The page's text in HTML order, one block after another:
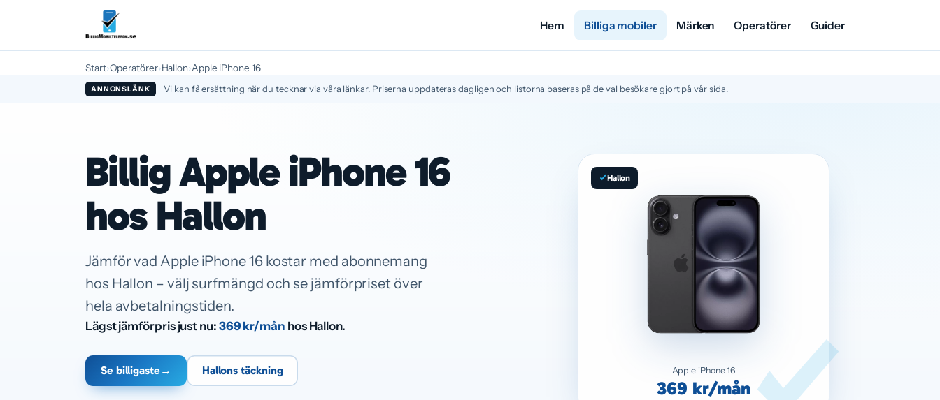
Hem Billiga mobiler Märken Operatörer Guider
Start›Operatörer›Hallon›Apple iPhone 16
ANNONSLÄNK Vi kan få ersättning när du tecknar via våra länkar. Priserna uppdateras dagligen och listorna baseras på de val besökare gjort på vår sida.
Billig Apple iPhone 16
hos Hallon
Jämför vad Apple iPhone 16 kostar med abonnemang
hos Hallon – välj surfmängd och se jämförpriset över
hela avbetalningstiden.
Lägst jämförpris just nu: 369 kr/mån hos Hallon.
Se billigaste→ Hallons täckning
Hallon
Apple iPhone 16
369 kr/mån